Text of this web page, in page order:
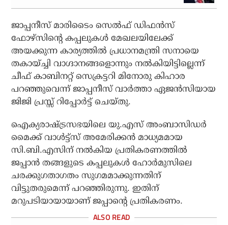
ജാപ്പനീസ് മാരിടൈം സെൽഫ് ഡിഫൻസ്
ഫോഴ്സിന്റെ കപ്പലുകൾ മേഖലയിലേക്ക്
അയക്കുന്ന കാര്യത്തിൽ പ്രധാനമന്ത്രി സനായെ
തകായ്ച്ചി വാഗ്ദാനങ്ങളൊന്നും നൽകിയിട്ടില്ലെന്ന്
ചീഫ് കാബിനറ്റ് സെക്രട്ടറി മിനോരു കിഹാര
പറഞ്ഞുവെന്ന് ജാപ്പനീസ് വാർത്താ ഏജൻസിയായ
ജിജി പ്രസ്സ് റിപ്പോർട്ട് ചെയ്തു.
ഐക്യരാഷ്ട്രസഭയിലെ യു.എസ് അംബാസിഡർ
മൈക്ക് വാൾട്ട്സ് അമേരിക്കൻ മാധ്യമമായ
സി.ബി.എസിന് നൽകിയ പ്രതികരണത്തിൽ
ജപ്പാൻ തങ്ങളുടെ കപ്പലുകൾ ഹോർമുസിലെ
ചരക്കുഗതാഗതം സുഗമമാക്കുന്നതിന്
വിട്ടുതരുമെന്ന് പറഞ്ഞിരുന്നു. ഇതിന്
മറുപടിയായായാണ് ജപ്പാന്റെ പ്രതികരണം.